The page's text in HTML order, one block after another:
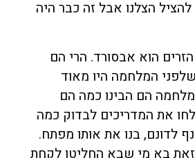
להציל הצלנו אבל זה כבר היה
הוא אבסורד. הרי הם
המלחמה היו מאוד
הם הבינו כמה הם
את המדריכים לבדוק כמה
לדונם, בנו את אותו מפתח.
בא מי שבא החליטו לקחת